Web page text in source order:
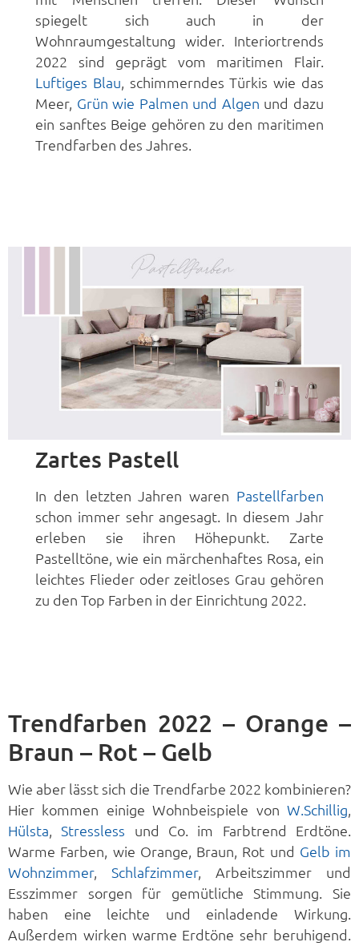
spiegelt sich auch in der
Wohnraumgestaltung wider. Interiortrends
2022 sind geprägt vom maritimen Flair.
Luftiges Blau, schimmerndes Türkis wie das
Meer, Grün wie Palmen und Algen und dazu
ein sanftes Beige gehören zu den maritimen
Trendfarben des Jahres.
Zartes Pastell
In den letzten Jahren waren Pastellfarben
schon immer sehr angesagt. In diesem Jahr
erleben sie ihren Höhepunkt. Zarte
Pastelltöne, wie ein märchenhaftes Rosa, ein
leichtes Flieder oder zeitloses Grau gehören
zu den Top Farben in der Einrichtung 2022.
Trendfarben 2022 – Orange –
Braun – Rot – Gelb
Wie aber lässt sich die Trendfarbe 2022 kombinieren?
Hier kommen einige Wohnbeispiele von W.Schillig,
Hülsta,Stressless und Co. im Farbtrend Erdtöne.
Warme Farben, wie Orange, Braun, Rot und Gelb im
Wohnzimmer, Schlafzimmer, Arbeitszimmer und
Esszimmer sorgen für gemütliche Stimmung. Sie
haben eine leichte und einladende Wirkung.
Außerdem wirken warme Erdtöne sehr beruhigend.